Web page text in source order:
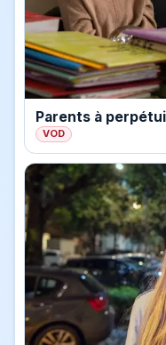
Parents à
VOD